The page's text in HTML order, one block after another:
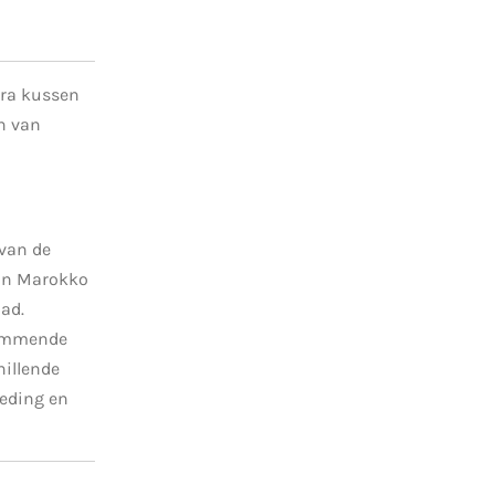
kussen
van
de
Marokko
en